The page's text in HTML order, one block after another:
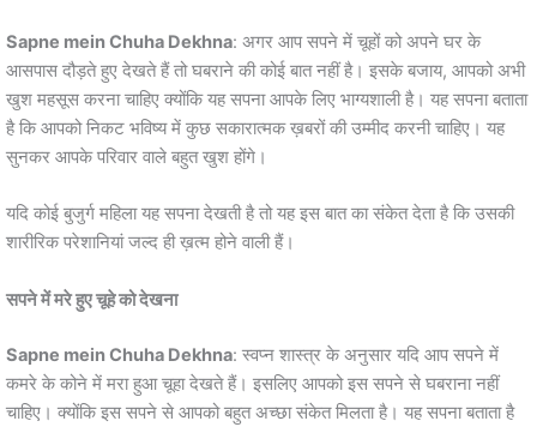
Sapne mein Chuha Dekhna: अगर आप सपने में चूहों को अपने घर के
आसपास दौड़ते हुए देखते हैं तो घबराने की कोई बात नहीं है। इसके बजाय, आपको अभी
खुश महसूस करना चाहिए क्योंकि यह सपना आपके लिए भाग्यशाली है। यह सपना बताता
है कि आपको निकट भविष्य में कुछ सकारात्मक ख़बरों की उम्मीद करनी चाहिए। यह
सुनकर आपके परिवार वाले बहुत खुश होंगे।
यदि कोई बुजुर्ग महिला यह सपना देखती है तो यह इस बात का संकेत देता है कि उसकी
शारीरिक परेशानियां जल्द ही ख़त्म होने वाली हैं।
सपने में मरे हुए चूहे को देखना
Sapne mein Chuha Dekhna: स्वप्न शास्त्र के अनुसार यदि आप सपने में
कमरे के कोने में मरा हुआ चूहा देखते हैं। इसलिए आपको इस सपने से घबराना नहीं
चाहिए। क्योंकि इस सपने से आपको बहुत अच्छा संकेत मिलता है। यह सपना बताता है